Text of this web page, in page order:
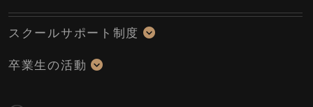
スクールサポート制度
卒業生の活動